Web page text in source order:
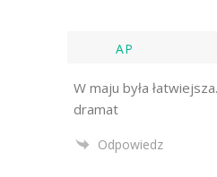
AP
W maju była
dramat
Odpowiedz